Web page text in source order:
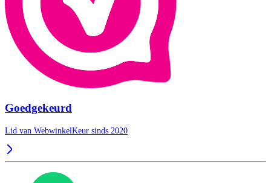
Goedgekeurd
Lid van WebwinkelKeur sinds 2020